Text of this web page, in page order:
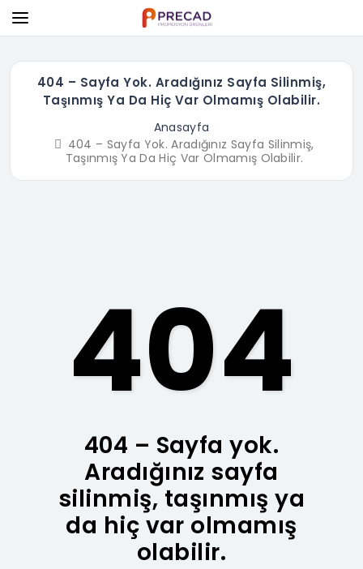
404 – Sayfa Yok. Aradığınız Sayfa Silinmiş,
Taşınmış Ya Da Hiç Var Olmamış Olabilir.
Anasayfa
404 – Sayfa Yok. Aradığınız Sayfa Silinmiş,
Taşınmış Ya Da Hiç Var Olmamış Olabilir.
404
404 – Sayfa yok.
Aradığınız sayfa
silinmiş, taşınmış ya
da hiç var olmamış
olabilir.